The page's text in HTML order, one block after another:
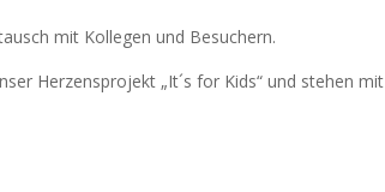
mit Kollegen und Besuchern.
Herzensprojekt „It´s for Kids“ und stehen mit